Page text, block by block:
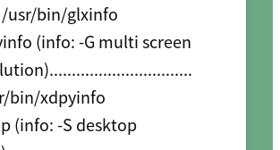
/usr/bin/glxinfo
(info: -G multi screen
bin/xdpyinfo
(info: -S desktop